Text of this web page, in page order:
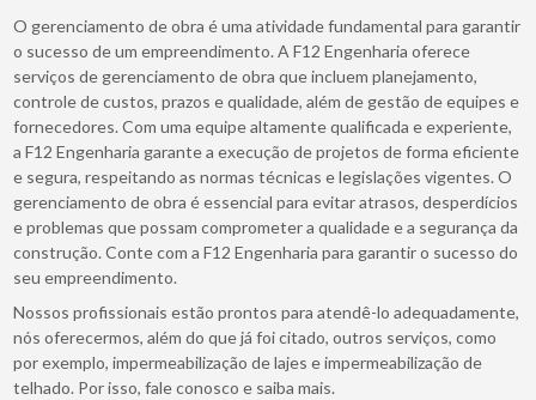
O gerenciamento de obra é uma atividade fundamental para garantir
o sucesso de um empreendimento. A F12 Engenharia oferece
serviços de gerenciamento de obra que incluem planejamento,
controle de custos, prazos e qualidade, além de gestão de equipes e
fornecedores. Com uma equipe altamente qualificada e experiente,
a F12 Engenharia garante a execução de projetos de forma eficiente
e segura, respeitando as normas técnicas e legislações vigentes. O
gerenciamento de obra é essencial para evitar atrasos, desperdícios
e problemas que possam comprometer a qualidade e a segurança da
construção. Conte com a F12 Engenharia para garantir o sucesso do
seu empreendimento.
Nossos profissionais estão prontos para atendê-lo adequadamente,
nós oferecermos, além do que já foi citado, outros serviços, como
por exemplo, impermeabilização de lajes e impermeabilização de
telhado. Por isso, fale conosco e saiba mais.